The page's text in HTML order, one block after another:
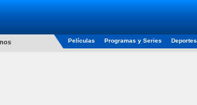
Películas Programas y Series Deportes